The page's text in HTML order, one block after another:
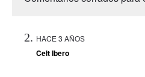
HACE 3 AÑOS
Celt Ibero